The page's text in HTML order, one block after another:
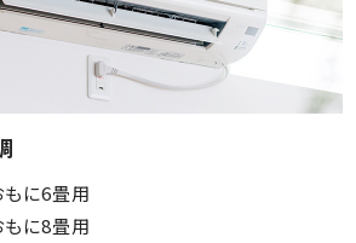
に6畳用
に8畳用